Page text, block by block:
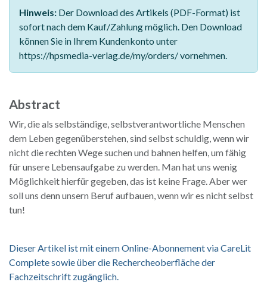
Hinweis: Der Download des Artikels (PDF-Format) ist
sofort nach dem Kauf/Zahlung möglich. Den Download
können Sie in Ihrem Kundenkonto unter
https://hpsmedia-verlag.de/my/orders/ vornehmen.
Abstract
Wir, die als selbständige, selbstverantwortliche Menschen
dem Leben gegenüberstehen, sind selbst schuldig, wenn wir
nicht die rechten Wege suchen und bahnen helfen, um fähig
für unsere Lebensaufgabe zu werden. Man hat uns wenig
Möglichkeit hierfür gegeben, das ist keine Frage. Aber wer
soll uns denn unsern Beruf aufbauen, wenn wir es nicht selbst
tun!
Dieser Artikel ist mit einem Online-Abonnement via CareLit
Complete sowie über die Rechercheoberfläche der
Fachzeitschrift zugänglich.